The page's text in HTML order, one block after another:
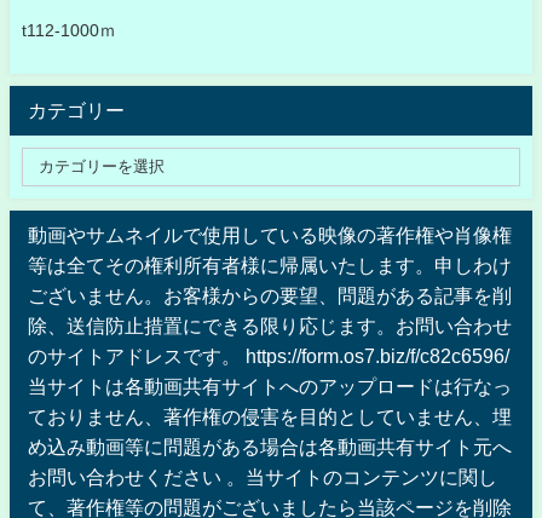
t112-1000ｍ
カテゴリー
動画やサムネイルで使用している映像の著作権や肖像権
等は全てその権利所有者様に帰属いたします。申しわけ
ございません。お客様からの要望、問題がある記事を削
除、送信防止措置にできる限り応じます。お問い合わせ
のサイトアドレスです。 https://form.os7.biz/f/c82c6596/
当サイトは各動画共有サイトへのアップロードは行なっ
ておりません、著作権の侵害を目的としていません、埋
め込み動画等に問題がある場合は各動画共有サイト元へ
お問い合わせください 。当サイトのコンテンツに関し
て、著作権等の問題がございましたら当該ページを削除